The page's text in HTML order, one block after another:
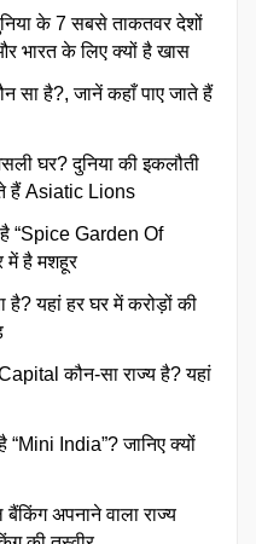
के 7 सबसे ताकतवर देशों
भारत के लिए क्यों है खास
सा है?, जानें कहाँ पाए जाते हैं
घर? दुनिया की इकलौती
हैं Asiatic Lions
है “Spice Garden Of
में है मशहूर
है? यहां हर घर में करोड़ों की
कौन-सा राज्य है? यहां
“Mini India”? जानिए क्यों
अपनाने वाला राज्य